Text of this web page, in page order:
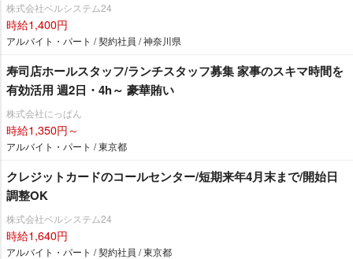
株式会社ベルシステム24
時給1,400円
アルバイト・パート / 契約社員 / 神奈川県
寿司店ホールスタッフ/ランチスタッフ募集 家事のスキマ時間を
有効活用 週2日・4h～ 豪華賄い
株式会社にっぱん
時給1,350円～
アルバイト・パート / 東京都
クレジットカードのコールセンター/短期来年4月末まで/開始日
調整OK
株式会社ベルシステム24
時給1,640円
アルバイト・パート / 契約社員 / 東京都